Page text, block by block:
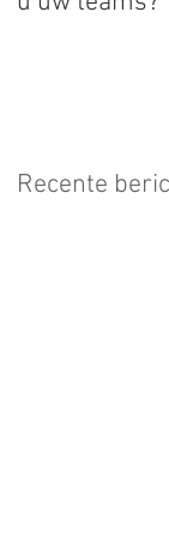
Recente